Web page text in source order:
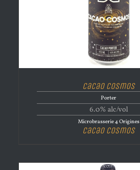
Cacao Cosmos
Porter
6.0% alc/vol
Microbrasserie 4 Origines
Cacao Cosmos